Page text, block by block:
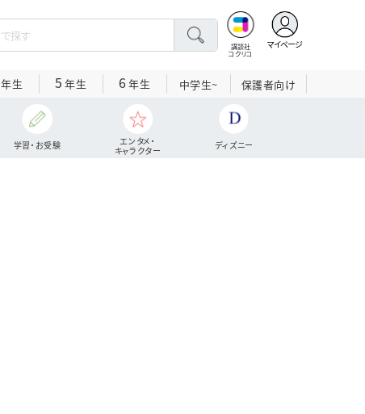
講談社
コクリコ
マイページ
年生 5 年生 6 年生 中学生~ 保護者向け
学習・お受験
エンタメ・
キャラクター
ディズニー